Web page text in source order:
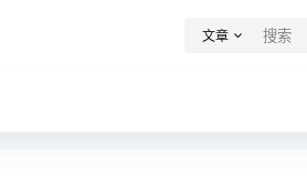
文章